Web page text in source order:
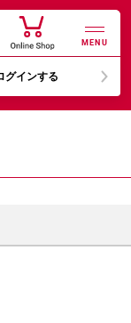
MENU
グインする